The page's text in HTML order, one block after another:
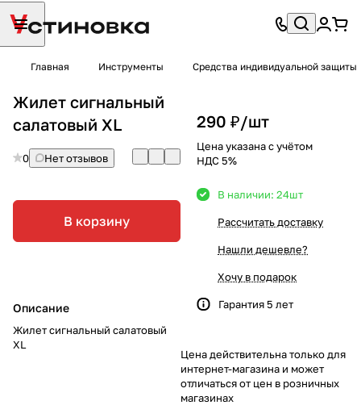
Главная Инструменты Средства индивидуальной защиты
Жилет сигнальный
салатовый XL
0 Нет отзывов
В корзину
Описание
Жилет сигнальный салатовый
XL
290 ₽/шт
Цена указана с учётом
НДС 5%
В наличии: 24шт
Рассчитать доставку
Нашли дешевле?
Хочу в подарок
Гарантия 5 лет
Цена действительна только для
интернет-магазина и может
отличаться от цен в розничных
магазинах